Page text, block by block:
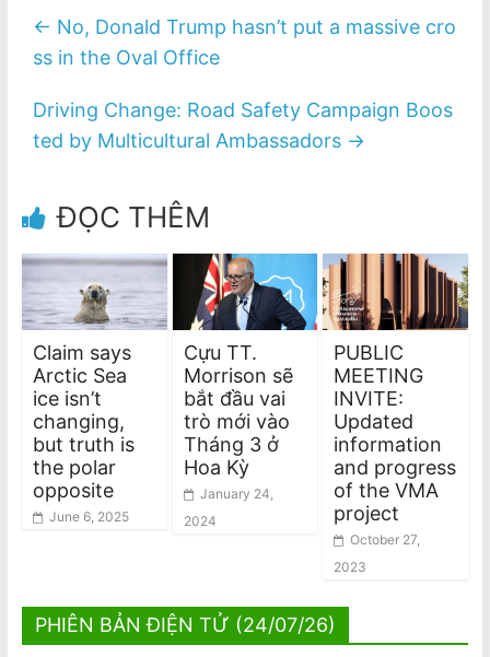
← No, Donald Trump hasn’t put a massive cro
ss in the Oval Office
Driving Change: Road Safety Campaign Boos
ted by Multicultural Ambassadors →
ĐỌC THÊM
Claim says
Arctic Sea
ice isn’t
changing,
but truth is
the polar
opposite
June 6, 2025
Cựu TT.
Morrison sẽ
bắt đầu vai
trò mới vào
Tháng 3 ở
Hoa Kỳ
January 24,
2024
PUBLIC
MEETING
INVITE:
Updated
information
and progress
of the VMA
project
October 27,
2023
PHIÊN BẢN ĐIỆN TỬ (24/07/26)